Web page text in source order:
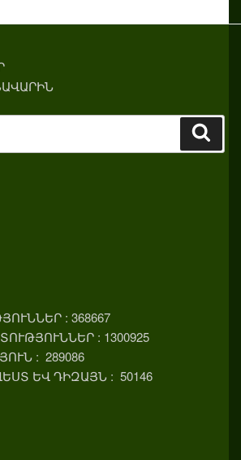
: 368667
: 1300925
: 289086
ԵՎ ԴԻԶԱՅՆ : 50146